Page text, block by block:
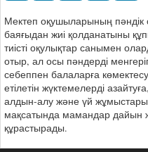
Мектеп оқушыларының
баяғыдан жиі қолданатыны
тиісті оқулықтар санымен
отыр, ал осы пәндерді
себеппен балаларға
етілетін жүктемелерді
алдын-алу және үй
мақсатында мамандар дайын
құрастырады.